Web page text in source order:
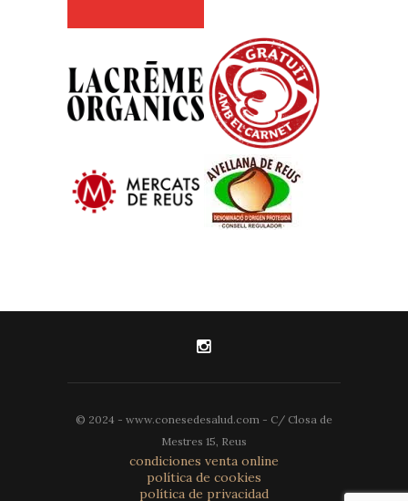
© 2024 - www.conesedesalud.com - C/ Closa de
Mestres 15, Reus
condiciones venta online
política de cookies
política de privacidad